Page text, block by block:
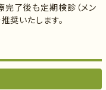
了後も定期検診（メン
奨いたします。